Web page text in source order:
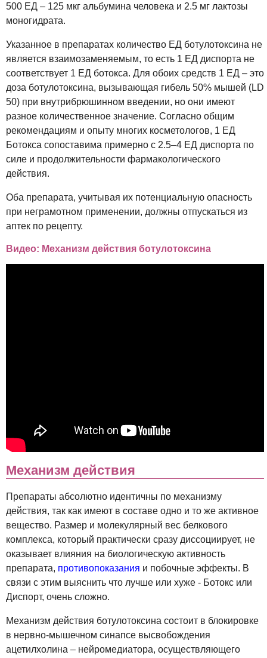
500 ЕД – 125 мкг альбумина человека и 2.5 мг лактозы
моногидрата.
Указанное в препаратах количество ЕД ботулотоксина не
является взаимозаменяемым, то есть 1 ЕД диспорта не
соответствует 1 ЕД ботокса. Для обоих средств 1 ЕД – это
доза ботулотоксина, вызывающая гибель 50% мышей (LD
50) при внутрибрюшинном введении, но они имеют
разное количественное значение. Согласно общим
рекомендациям и опыту многих косметологов, 1 ЕД
Ботокса сопоставима примерно с 2.5–4 ЕД диспорта по
силе и продолжительности фармакологического
действия.
Оба препарата, учитывая их потенциальную опасность
при неграмотном применении, должны отпускаться из
аптек по рецепту.
Видео: Механизм действия ботулотоксина
Механизм действия
Препараты абсолютно идентичны по механизму
действия, так как имеют в составе одно и то же активное
вещество. Размер и молекулярный вес белкового
комплекса, который практически сразу диссоциирует, не
оказывает влияния на биологическую активность
препарата, противопоказания и побочные эффекты. В
связи с этим выяснить что лучше или хуже - Ботокс или
Диспорт, очень сложно.
Механизм действия ботулотоксина состоит в блокировке
в нервно-мышечном синапсе высвобождения
ацетилхолина – нейромедиатора, осуществляющего